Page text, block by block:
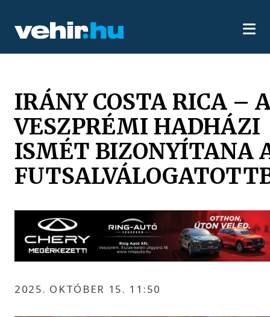
IRÁNY COSTA RICA –
VESZPRÉMI HADHÁZI
ISMÉT BIZONYÍTANA
2025. OKTÓBER 15. 11:50